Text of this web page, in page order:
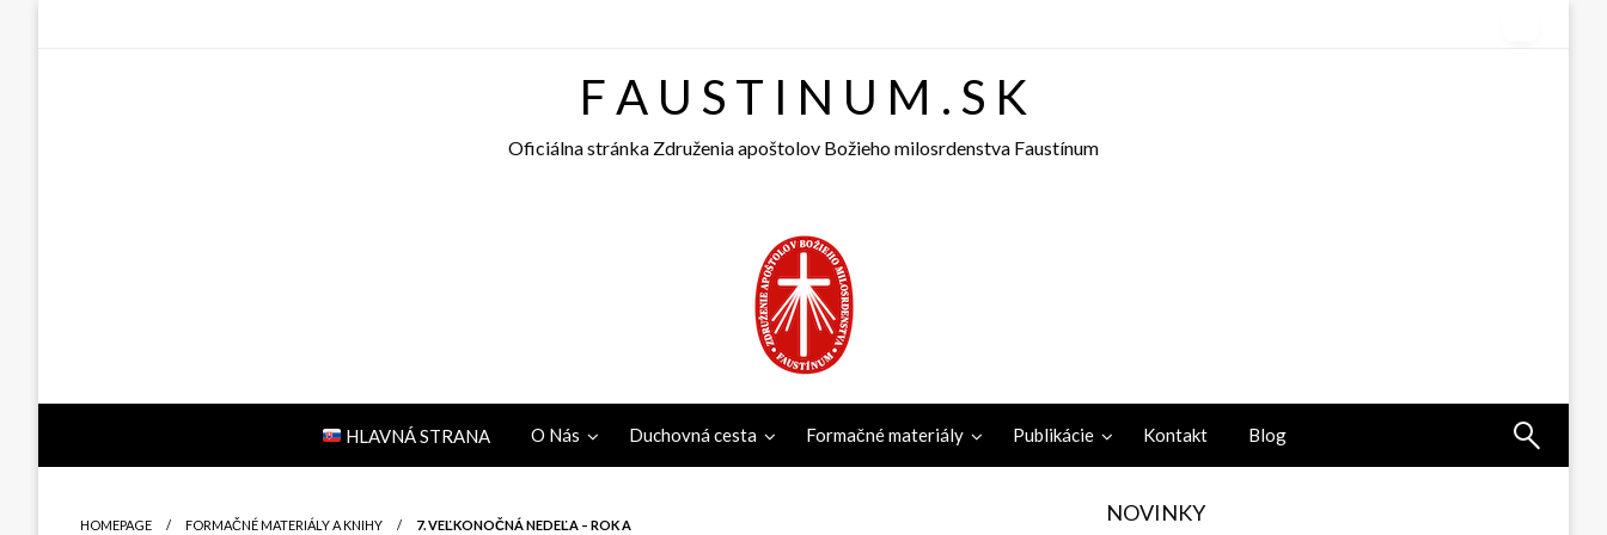
F A U S T I N U M . S K
Oficiálna stránka Združenia apoštolov Božieho milosrdenstva Faustínum
HLAVNÁ STRANA O Nás Duchovná cesta Formačné materiály Publikácie Kontakt Blog
NOVINKY
HOMEPAGE FORMAČNÉ MATERIÁLY A KNIHY 7. VEĽKONOČNÁ NEDEĽA – ROK A